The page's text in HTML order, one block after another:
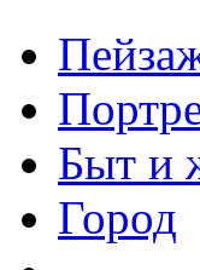
Быт и
Город